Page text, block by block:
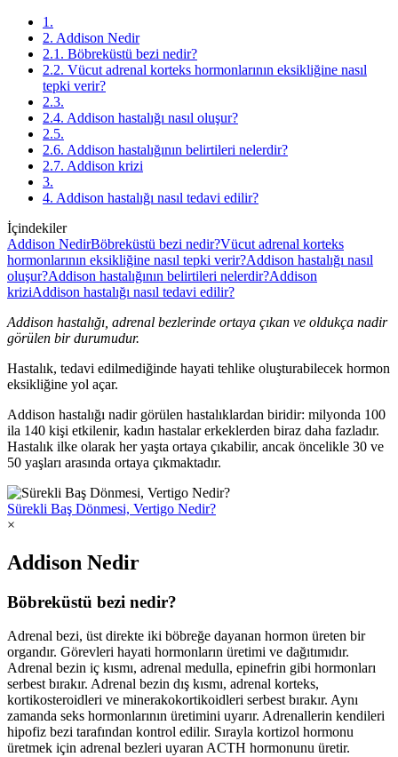
1.
2. Addison Nedir
2.1. Böbreküstü bezi nedir?
2.2. Vücut adrenal korteks hormonlarının eksikliğine nasıl
tepki verir?
2.3.
2.4. Addison hastalığı nasıl oluşur?
2.5.
2.6. Addison hastalığının belirtileri nelerdir?
2.7. Addison krizi
3.
4. Addison hastalığı nasıl tedavi edilir?
İçindekiler
Addison NedirBöbreküstü bezi nedir?Vücut adrenal korteks
hormonlarının eksikliğine nasıl tepki verir?Addison hastalığı nasıl
oluşur?Addison hastalığının belirtileri nelerdir?Addison
kriziAddison hastalığı nasıl tedavi edilir?
Addison hastalığı, adrenal bezlerinde ortaya çıkan ve oldukça nadir
görülen bir durumudur.
Hastalık, tedavi edilmediğinde hayati tehlike oluşturabilecek hormon
eksikliğine yol açar.
Addison hastalığı nadir görülen hastalıklardan biridir: milyonda 100
ila 140 kişi etkilenir, kadın hastalar erkeklerden biraz daha fazladır.
Hastalık ilke olarak her yaşta ortaya çıkabilir, ancak öncelikle 30 ve
50 yaşları arasında ortaya çıkmaktadır.
Sürekli Baş Dönmesi, Vertigo Nedir?
×
Addison Nedir
Böbreküstü bezi nedir?
Adrenal bezi, üst direkte iki böbreğe dayanan hormon üreten bir
organdır. Görevleri hayati hormonların üretimi ve dağıtımıdır.
Adrenal bezin iç kısmı, adrenal medulla, epinefrin gibi hormonları
serbest bırakır. Adrenal bezin dış kısmı, adrenal korteks,
kortikosteroidleri ve minerakokortikoidleri serbest bırakır. Aynı
zamanda seks hormonlarının üretimini uyarır. Adrenallerin kendileri
hipofiz bezi tarafından kontrol edilir. Sırayla kortizol hormonu
üretmek için adrenal bezleri uyaran ACTH hormonunu üretir.